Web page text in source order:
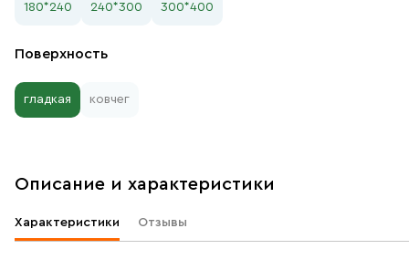
180*240 240*300 300*400
Поверхность
гладкая ковчег
Описание и характеристики
Характеристики Отзывы